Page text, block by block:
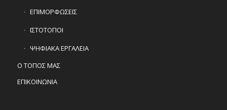
ΕΠΙΜΟΡΦΩΣΕΙΣ
ΙΣΤΟΤΟΠΟΙ
ΨΗΦΙΑΚΑ ΕΡΓΑΛΕΙΑ
Ο ΤΟΠΟΣ ΜΑΣ
ΕΠΙΚΟΙΝΩΝΙΑ